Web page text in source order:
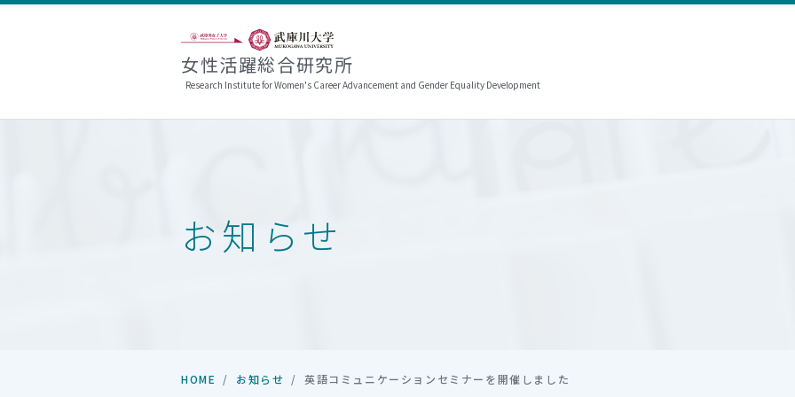
女性活躍総合研究所
Research Institute for Women's Career Advancement and Gender Equality Development
お知らせ
HOME お知らせ 英語コミュニケーションセミナーを開催しました